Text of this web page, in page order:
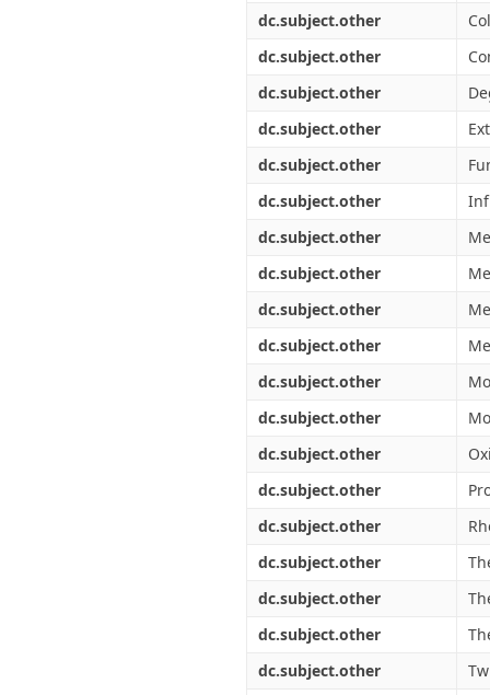
dc.subject.other
dc.subject.other
dc.subject.other
dc.subject.other
dc.subject.other
dc.subject.other
dc.subject.other
dc.subject.other
dc.subject.other
dc.subject.other
dc.subject.other
dc.subject.other
dc.subject.other
dc.subject.other
dc.subject.other
dc.subject.other
dc.subject.other
dc.subject.other
dc.subject.other